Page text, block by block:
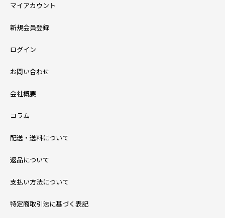
マイアカウント
新規会員登録
ログイン
お問い合わせ
会社概要
コラム
配送・送料について
返品について
支払い方法について
特定商取引法に基づく表記